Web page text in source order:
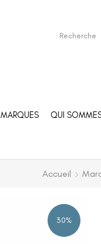
MARQUES QUI
Accueil
30%